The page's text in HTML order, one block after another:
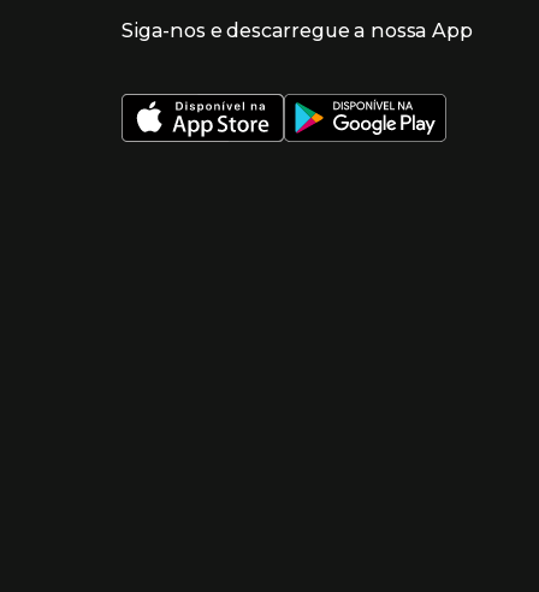
ventana)
ventana)
Siga-nos e descarregue a nossa App